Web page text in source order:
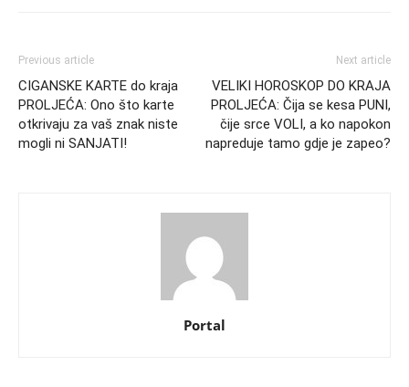
Previous article
CIGANSKE KARTE do kraja
PROLJEĆA: Ono što karte
otkrivaju za vaš znak niste
mogli ni SANJATI!
Next article
VELIKI HOROSKOP DO KRAJA
PROLJEĆA: Čija se kesa PUNI,
čije srce VOLI, a ko napokon
napreduje tamo gdje je zapeo?
Portal